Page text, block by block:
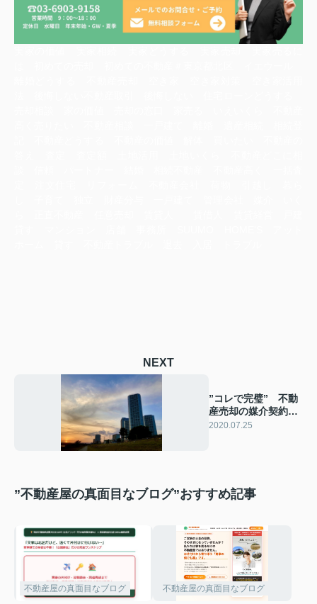
NEXT
”コレで完璧” 不動
産売却の媒介契約を
徹底解説
2020.07.25
”不動産屋の真面目なブログ”おすすめ記事
不動産屋の真面目なブログ 不動産屋の真面目なブログ